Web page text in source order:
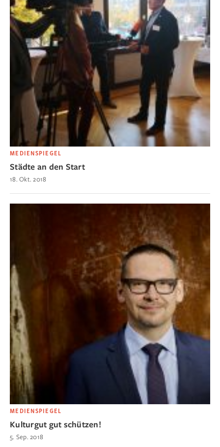
MEDIENSPIEGEL
Städte an den Start
18. Okt. 2018
MEDIENSPIEGEL
Kulturgut gut schützen!
5. Sep. 2018